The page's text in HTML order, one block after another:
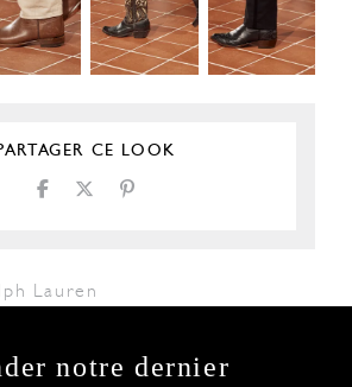
CE LOOK
Lauren
notre dernier